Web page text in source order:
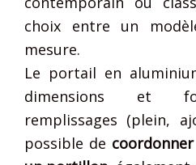
choix entre un
mesure.
Le portail en
dimensions et
remplissages (plein,
possible de